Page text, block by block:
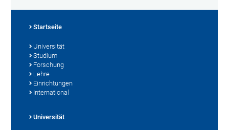
Startseite
Universität
Studium
Forschung
Lehre
Einrichtungen
International
Universität